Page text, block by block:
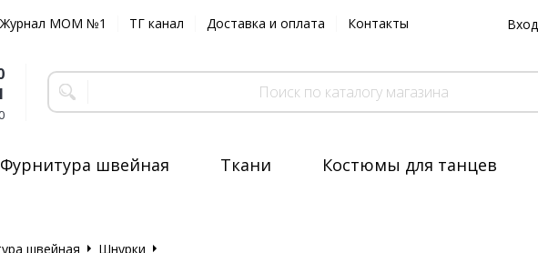
Журнал MOM №1 ТГ канал Доставка и оплата Контакты Вход
Фурнитура швейная Ткани Костюмы для танцев
швейная Шнурки